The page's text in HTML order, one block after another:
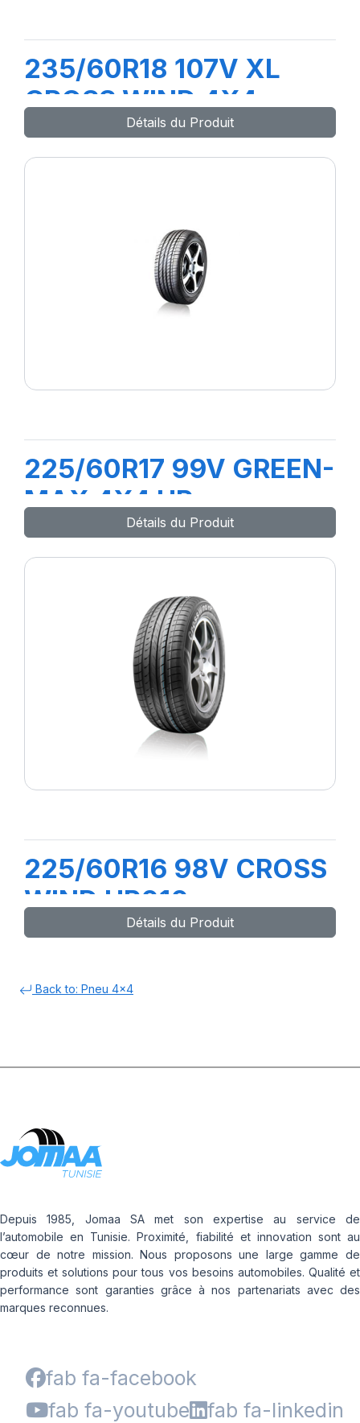
235/60R18 107V XL
CROSS WIND 4X4
Détails du Produit
225/60R17 99V GREEN-
MAX 4X4 HP
Détails du Produit
225/60R16 98V CROSS
WIND HP010
Détails du Produit
Back to: Pneu 4x4
Depuis 1985, Jomaa SA met son expertise au service de
l’automobile en Tunisie. Proximité, fiabilité et innovation sont au
cœur de notre mission. Nous proposons une large gamme de
produits et solutions pour tous vos besoins automobiles. Qualité et
performance sont garanties grâce à nos partenariats avec des
marques reconnues.
fab fa-facebook
fab fa-youtube
fab fa-linkedin